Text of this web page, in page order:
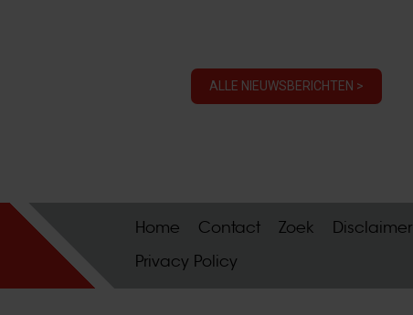
ALLE NIEUWSBERICHTEN >
Home Contact Zoek Disclaimer
Privacy Policy